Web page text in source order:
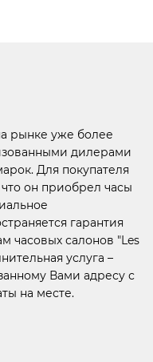
рынке уже более
дилерами
Для покупателя
что он приобрел часы
гарантия
часовых салонов "Les
услуга –
Вами адресу с
на месте.